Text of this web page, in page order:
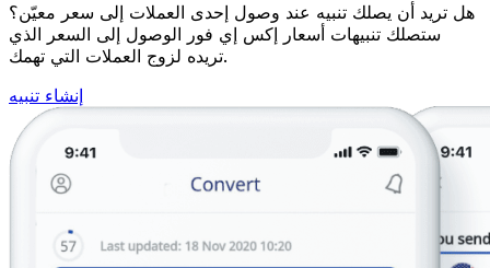
هل تريد أن يصلك تنبيه عند وصول إحدى العملات إلى سعر معيّن؟
ستصلك تنبيهات أسعار إكس إي فور الوصول إلى السعر الذي
تريده لزوج العملات التي تهمك.
إنشاء تنبيه